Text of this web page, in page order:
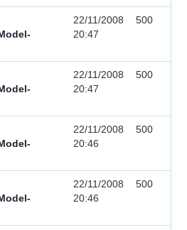
22/11/2008
20:47
500
22/11/2008
20:47
500
22/11/2008
20:46
500
22/11/2008
20:46
500